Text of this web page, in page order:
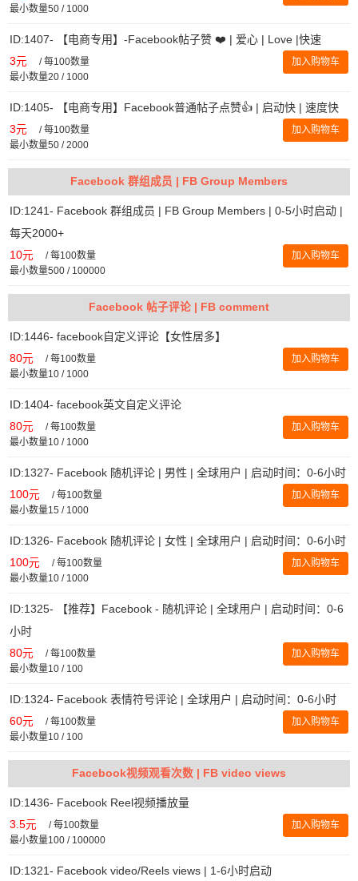
最小数量50 / 1000
ID:1407- 【电商专用】-Facebook帖子赞 ❤️ | 爱心 | Love |快速
3元 /每100数量
最小数量20 / 1000
加入购物车
ID:1405- 【电商专用】Facebook普通帖子点赞👍 | 启动快 | 速度快
3元 /每100数量
最小数量50 / 2000
加入购物车
Facebook 群组成员 | FB Group Members
ID:1241- Facebook 群组成员 | FB Group Members | 0-5小时启动 |
每天2000+
10元 /每100数量
最小数量500 / 100000
加入购物车
Facebook 帖子评论 | FB comment
ID:1446- facebook自定义评论【女性居多】
80元 /每100数量
最小数量10 / 1000
加入购物车
ID:1404- facebook英文自定义评论
80元 /每100数量
最小数量10 / 1000
加入购物车
ID:1327- Facebook 随机评论 | 男性 | 全球用户 | 启动时间：0-6小时
100元 /每100数量
最小数量15 / 1000
加入购物车
ID:1326- Facebook 随机评论 | 女性 | 全球用户 | 启动时间：0-6小时
100元 /每100数量
最小数量10 / 1000
加入购物车
ID:1325- 【推荐】Facebook - 随机评论 | 全球用户 | 启动时间：0-6
小时
80元 /每100数量
最小数量10 / 100
加入购物车
ID:1324- Facebook 表情符号评论 | 全球用户 | 启动时间：0-6小时
60元 /每100数量
最小数量10 / 100
加入购物车
Facebook视频观看次数 | FB video views
ID:1436- Facebook Reel视频播放量
3.5元 /每100数量
最小数量100 / 100000
加入购物车
ID:1321- Facebook video/Reels views | 1-6小时启动